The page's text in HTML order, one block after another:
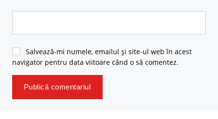
Salvează-mi numele, emailul și site-ul web în acest
navigator pentru data viitoare când o să comentez.